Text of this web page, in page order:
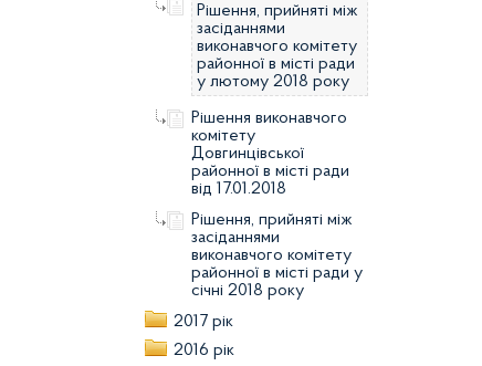
Рішення, прийняті між
засіданнями
виконавчого комітету
районної в місті ради
у лютому 2018 року
Рішення виконавчого
комітету
Довгинцівської
районної в місті ради
від 17.01.2018
Рішення, прийняті між
засіданнями
виконавчого комітету
районної в місті ради у
січні 2018 року
2017 рік
2016 рік